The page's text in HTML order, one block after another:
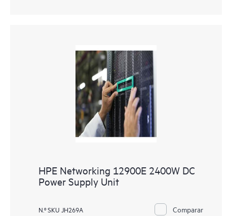
HPE Networking 12900E 2400W DC
Power Supply Unit
N.º SKU JH269A Comparar